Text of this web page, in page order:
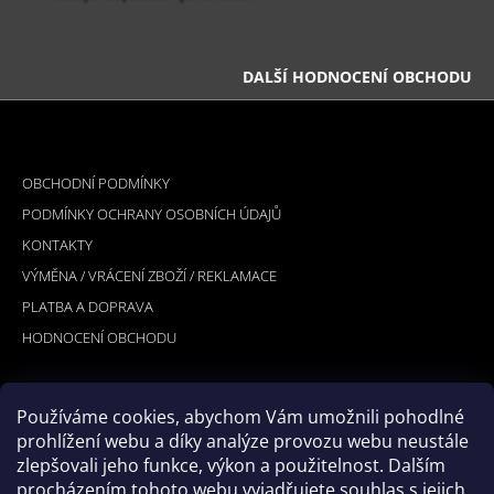
Používáme cookies, abychom Vám umožnili pohodlné
prohlížení webu a díky analýze provozu webu neustále
zlepšovali jeho funkce, výkon a použitelnost. Dalším
DALŠÍ HODNOCENÍ OBCHODU
Z
OBCHODNÍ PODMÍNKY
PODMÍNKY OCHRANY OSOBNÍCH ÚDAJŮ
KONTAKTY
VÝMĚNA / VRÁCENÍ ZBOŽÍ / REKLAMACE
PLATBA A DOPRAVA
HODNOCENÍ OBCHODU
PŘIJÍMÁME ONLINE PLATBY